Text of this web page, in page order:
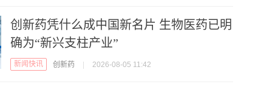
创新药凭什么成中国新名片 生物医药已明
确为“新兴支柱产业”
新闻快讯 创新药 2026-08-05 11:42